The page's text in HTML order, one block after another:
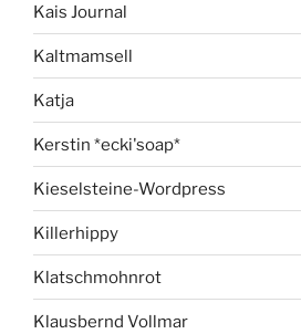
Kais Journal
Kaltmamsell
Katja
Kerstin *ecki'soap*
Kieselsteine-Wordpress
Killerhippy
Klatschmohnrot
Klausbernd Vollmar